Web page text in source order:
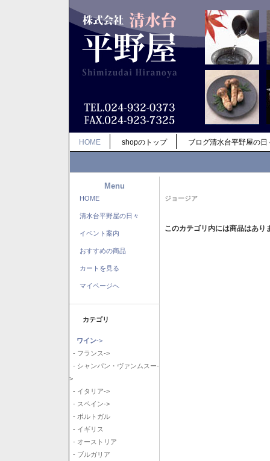
HOME shopのトップ ブログ清水台平野屋の日
Menu
HOME
清水台平野屋の日々
イベント案内
おすすめの商品
カートを見る
マイページへ
カテゴリ
ワイン->
- フランス->
- シャンパン・ヴァンムスー-
>
- イタリア->
- スペイン->
- ポルトガル
- イギリス
- オーストリア
- ブルガリア
ジョージア
このカテゴリ内には商品はあり